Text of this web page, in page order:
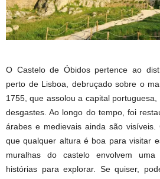
O Castelo de Óbidos pertence ao
perto de Lisboa, debruçado sobre o
1755, que assolou a capital
desgastes. Ao longo do tempo, foi
árabes e medievais ainda são visíveis.
que qualquer altura é boa para visitar
muralhas do castelo envolvem
histórias para explorar. Se quiser,